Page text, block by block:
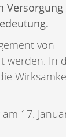
von
werden. In
17.